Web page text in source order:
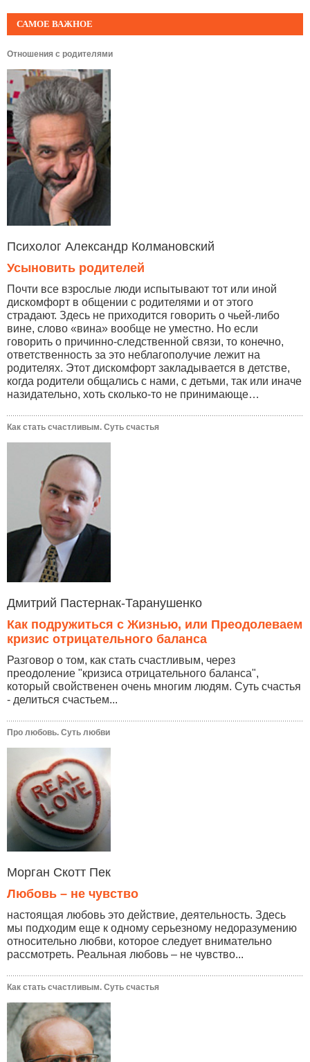
САМОЕ ВАЖНОЕ
Отношения с родителями
Психолог Александр Колмановский
Усыновить родителей
Почти все взрослые люди испытывают тот или иной
дискомфорт в общении с родителями и от этого
страдают. Здесь не приходится говорить о чьей-либо
вине, слово «вина» вообще не уместно. Но если
говорить о причинно-следственной связи, то конечно,
ответственность за это неблагополучие лежит на
родителях. Этот дискомфорт закладывается в детстве,
когда родители общались с нами, с детьми, так или иначе
назидательно, хоть сколько-то не принимающе…
Как стать счастливым. Суть счастья
Дмитрий Пастернак-Таранушенко
Как подружиться с Жизнью, или Преодолеваем
кризис отрицательного баланса
Разговор о том, как стать счастливым, через
преодоление "кризиса отрицательного баланса",
который свойственен очень многим людям. Суть счастья
- делиться счастьем...
Про любовь. Суть любви
Морган Скотт Пек
Любовь – не чувство
настоящая любовь это действие, деятельность. Здесь
мы подходим еще к одному серьезному недоразумению
относительно любви, которое следует внимательно
рассмотреть. Реальная любовь – не чувство...
Как стать счастливым. Суть счастья